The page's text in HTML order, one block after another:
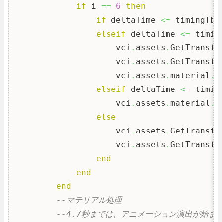
if i == 6
then
if deltaTime <= timingTbl
elseif deltaTime <=
                    vci
. assets .
                    vci
. assets .
                    vci
. assets . material .
elseif deltaTime <=
                    vci
. assets . material .
else
                    vci
. assets .
                    vci
. assets .
end
end
end
--マテリアル処理
--4.7秒までは、アニメーション演出が始ま